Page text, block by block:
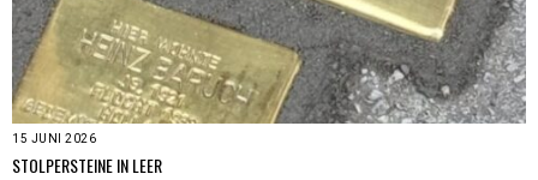
15 JUNI 2026
STOLPERSTEINE IN LEER